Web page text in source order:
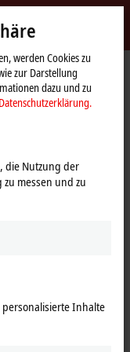
myBeckhoff
Vertrieb
werden Cookies zu
zur Darstellung
dazu und zu
Datenschutzerklärung.
die Nutzung der
messen und zu
personalisierte Inhalte